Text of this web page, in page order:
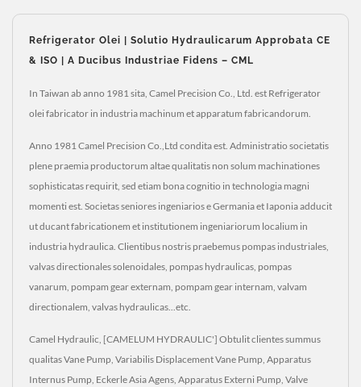
Refrigerator Olei | Solutio Hydraulicarum Approbata CE
& ISO | A Ducibus Industriae Fidens – CML
In Taiwan ab anno 1981 sita, Camel Precision Co., Ltd. est Refrigerator
olei fabricator in industria machinum et apparatum fabricandorum.
Anno 1981 Camel Precision Co.,Ltd condita est. Administratio societatis
plene praemia productorum altae qualitatis non solum machinationes
sophisticatas requirit, sed etiam bona cognitio in technologia magni
momenti est. Societas seniores ingeniarios e Germania et Iaponia adducit
ut ducant fabricationem et institutionem ingeniariorum localium in
industria hydraulica. Clientibus nostris praebemus pompas industriales,
valvas directionales solenoidales, pompas hydraulicas, pompas
vanarum, pompam gear externam, pompam gear internam, valvam
directionalem, valvas hydraulicas...etc.
Camel Hydraulic, [CAMELUM HYDRAULIC'] Obtulit clientes summus
qualitas Vane Pump, Variabilis Displacement Vane Pump, Apparatus
Internus Pump, Eckerle Asia Agens, Apparatus Externi Pump, Valve